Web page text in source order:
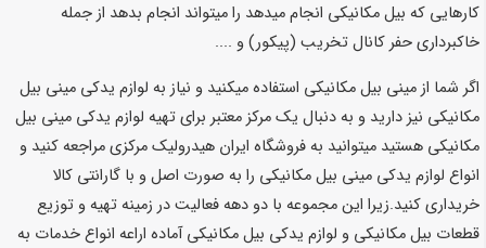
کارهایی که بیل مکانیکی انجام میدهد را میتواند انجام بدهد از جمله
خاکبرداری حفر کانال تخریب (پیکور) و ....
اگر شما از مینی بیل مکانیکی استفاده میکنید و نیاز به لوازم یدکی مینی بیل
مکانیکی نیز دارید و به دنبال یک مرکز معتبر برای تهیه لوازم یدکی مینی بیل
مکانیکی هستید میتوانید به فروشگاه ایران هیدرولیک مرکزی مراجعه کنید و
انواع لوازم یدکی مینی بیل مکانیکی را به صورت اصل و با گارانتی کالا
خریداری کنید.زیرا این مجموعه با دو دهه فعالیت در زمینه تهیه و توزیع
قطعات بیل مکانیکی و لوازم یدکی بیل مکانیکی آماده اراعه انواع خدمات به